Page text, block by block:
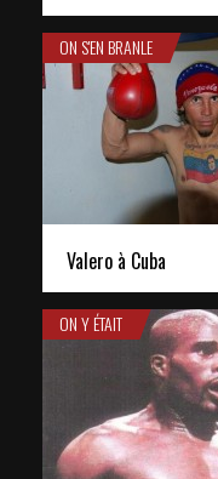
ON S'EN BRANLE
Valero à Cuba
ON Y ÉTAIT